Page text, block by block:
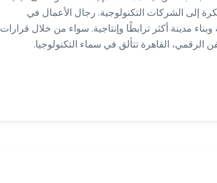
إلى الشركات التكنولوجية. رجال الأعمال في
مدينة أكثر ترابطًا وإنتاجية. سواء من خلال قرارات
الرقمي، القاهرة تتألق في سماء التكنولوجيا.